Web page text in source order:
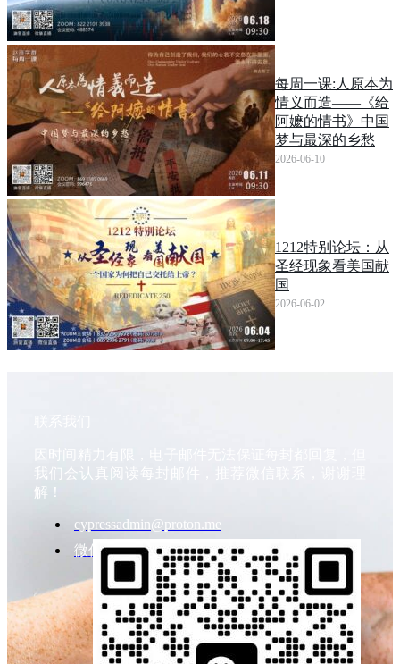
每周一课:人原本为
情义而造——《给
阿嬷的情书》中国
梦与最深的乡愁
2026-06-10
1212特别论坛：从
圣经现象看美国献
国
2026-06-02
因时间精力有限，电子邮件无法保证每封都回复，但
我们会认真阅读每封邮件，推荐微信联系，谢谢理
解！
cypressadmin@proton.me
微信